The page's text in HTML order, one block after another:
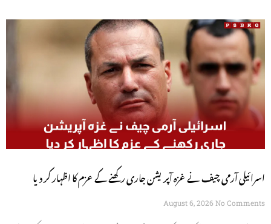
اسرائیلی آرمی چیف نے غزہ آپریشن جاری رکھنے کے عزم کا اظہار کر دیا
August 6, 2026 No Comments